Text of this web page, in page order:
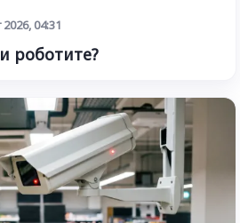
2026, 04:31
роботите?